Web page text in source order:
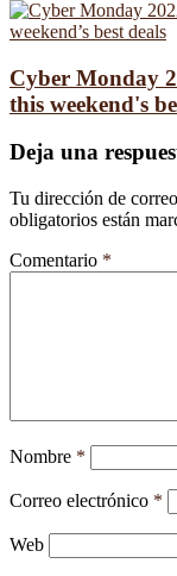
Cyber Monday
this weekend's
Deja una
Tu dirección de
obligatorios están
Comentario *
Nombre *
Correo electrónico *
Web